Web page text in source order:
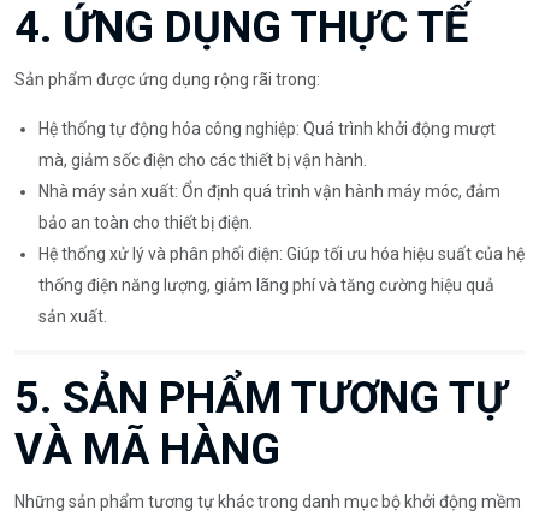
4. ỨNG DỤNG THỰC TẾ
Sản phẩm được ứng dụng rộng rãi trong:
Hệ thống tự động hóa công nghiệp: Quá trình khởi động mượt
mà, giảm sốc điện cho các thiết bị vận hành.
Nhà máy sản xuất: Ổn định quá trình vận hành máy móc, đảm
bảo an toàn cho thiết bị điện.
Hệ thống xử lý và phân phối điện: Giúp tối ưu hóa hiệu suất của hệ
thống điện năng lượng, giảm lãng phí và tăng cường hiệu quả
sản xuất.
5. SẢN PHẨM TƯƠNG TỰ
VÀ MÃ HÀNG
Những sản phẩm tương tự khác trong danh mục bộ khởi động mềm